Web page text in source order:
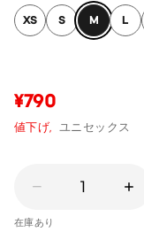
XS S M L
¥790
値下げ, ユニセックス
1
在庫あり